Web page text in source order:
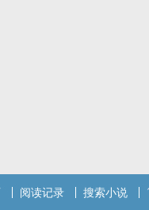
阅读记录 搜索小说